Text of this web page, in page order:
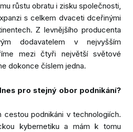
růstu obratu i zisku společnosti,
s celkem dvaceti dceřinými
Z levnějšího producenta
dodavatelem v nejvyšším
mezi čtyři největší světové
dokonce číslem jedna.
pro stejný obor podnikání?
cestou podnikáni v technologiích.
kybernetiku a mám k tomu